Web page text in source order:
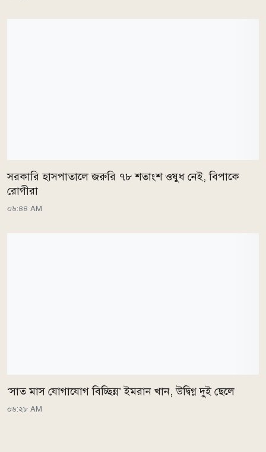
সরকারি হাসপাতালে জরুরি ৭৮ শতাংশ ওষুধ নেই, বিপাকে
রোগীরা
০৬:৪৪ AM
‘সাত মাস যোগাযোগ বিচ্ছিন্ন’ ইমরান খান, উদ্বিগ্ন দুই ছেলে
০৬:২৮ AM